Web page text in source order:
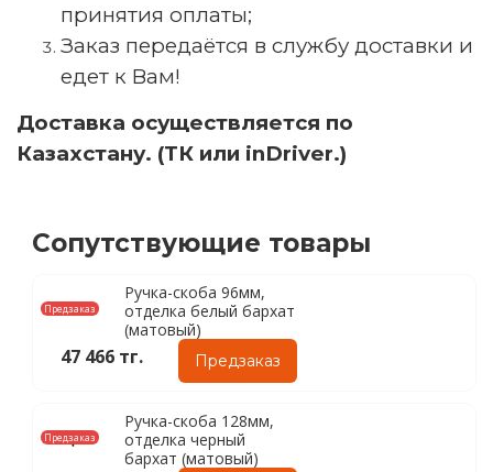
принятия оплаты;
Заказ передаётся в службу доставки и
едет к Вам!
Доставка осуществляется по
Казахстану. (ТК или inDriver.)
Сопутствующие товары
Предзаказ
Ручка-скоба 96мм,
отделка белый бархат
(матовый)
47 466 тг. Предзаказ
Предзаказ
Ручка-скоба 128мм,
отделка черный
бархат (матовый)